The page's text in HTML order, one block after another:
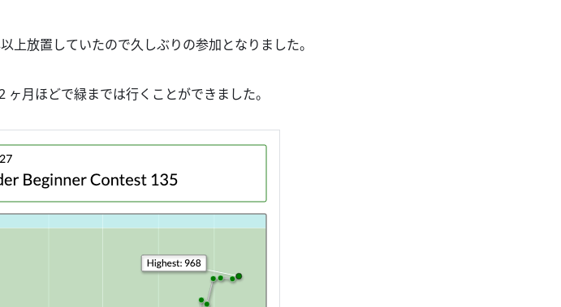
放置していたので久しぶりの参加となりました。
月ほどで緑までは行くことができました。